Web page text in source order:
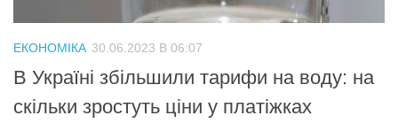
ЕКОНОМІКА 30.06.2023 В 06:07
В Україні збільшили тарифи на воду: на
скільки зростуть ціни у платіжках